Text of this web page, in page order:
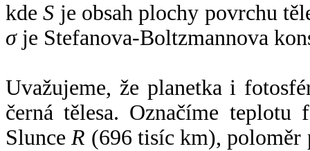
kdeS je obsah plochy povrchu
σje Stefanova-Boltzmannova
Uvažujeme, že planetka i
černá tělesa. Označíme
SlunceR (696 tisíc km),